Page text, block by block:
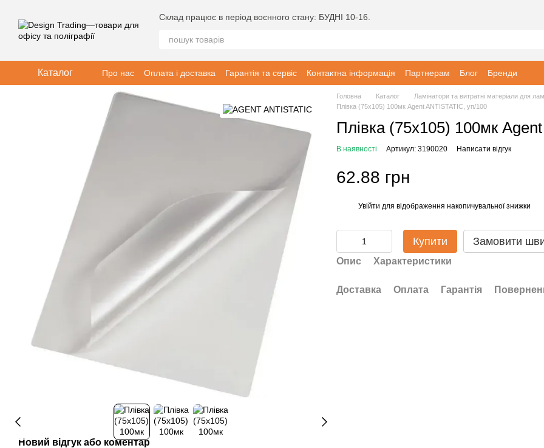
Склад працює в період воєнного стану: БУДНІ 10-16.
Каталог Про нас Оплата і доставка Гарантія та сервіс Контактна інформація Партнерам Блог Бренди
Новий відгук або коментар
Головна Каталог
Ламінатори та витратні матеріали для
Плівка (75х105) 100мк Agent ANTISTATIC, уп/100
Плівка (75х105) 100мк
В наявності Артикул: 3190020 Написати відгук
62.88 грн
Увійти для відображення накопичувальної знижки
Купити Замовити
Опис Характеристики
Доставка Оплата Гарантія